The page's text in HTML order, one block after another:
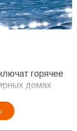
горячее
домах